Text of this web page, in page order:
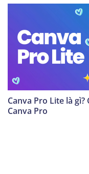
Canva Pro Lite là
Canva Pro